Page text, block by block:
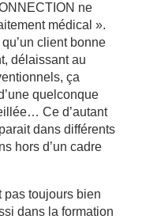
ne
médical ».
client bonne
délaissant au
ça
quelconque
Ce d’autant
dans différents
hors d’un cadre
pas toujours bien
dans la formation